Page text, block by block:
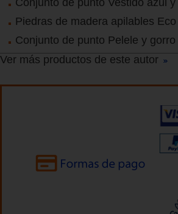
Piedras de madera apilables Eco
Conjunto de punto Pelele y
Ver más productos de este autor